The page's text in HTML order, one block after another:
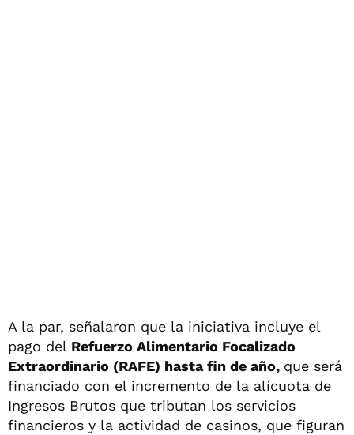
A la par, señalaron que la iniciativa incluye el
pago del Refuerzo Alimentario Focalizado
Extraordinario (RAFE) hasta fin de año, que será
financiado con el incremento de la alícuota de
Ingresos Brutos que tributan los servicios
financieros y la actividad de casinos, que figuran